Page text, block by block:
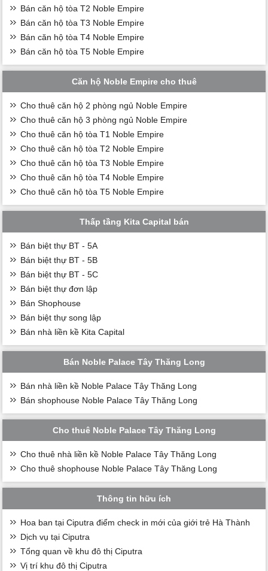
Bán căn hộ tòa T2 Noble Empire
Bán căn hộ tòa T3 Noble Empire
Bán căn hộ tòa T4 Noble Empire
Bán căn hộ tòa T5 Noble Empire
Căn hộ Noble Empire cho thuê
Cho thuê căn hộ 2 phòng ngủ Noble Empire
Cho thuê căn hộ 3 phòng ngủ Noble Empire
Cho thuê căn hộ tòa T1 Noble Empire
Cho thuê căn hộ tòa T2 Noble Empire
Cho thuê căn hộ tòa T3 Noble Empire
Cho thuê căn hộ tòa T4 Noble Empire
Cho thuê căn hộ tòa T5 Noble Empire
Thấp tầng Kita Capital bán
Bán biệt thự BT - 5A
Bán biệt thự BT - 5B
Bán biệt thự BT - 5C
Bán biệt thự đơn lập
Bán Shophouse
Bán biệt thự song lập
Bán nhà liền kề Kita Capital
Bán Noble Palace Tây Thăng Long
Bán nhà liền kề Noble Palace Tây Thăng Long
Bán shophouse Noble Palace Tây Thăng Long
Cho thuê Noble Palace Tây Thăng Long
Cho thuê nhà liền kề Noble Palace Tây Thăng Long
Cho thuê shophouse Noble Palace Tây Thăng Long
Thông tin hữu ích
Hoa ban tại Ciputra điểm check in mới của giới trẻ Hà Thành
Dịch vụ tại Ciputra
Tổng quan về khu đô thị Ciputra
Vị trí khu đô thị Ciputra